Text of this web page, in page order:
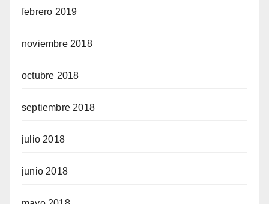
febrero 2019
noviembre 2018
octubre 2018
septiembre 2018
julio 2018
junio 2018